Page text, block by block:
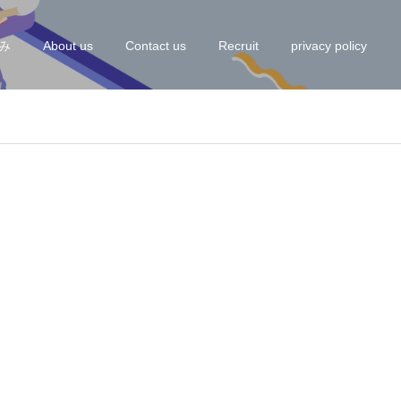
About us Contact us Recruit privacy policy